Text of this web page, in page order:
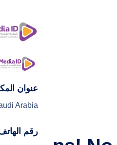
عنوان
Arabia
رقم